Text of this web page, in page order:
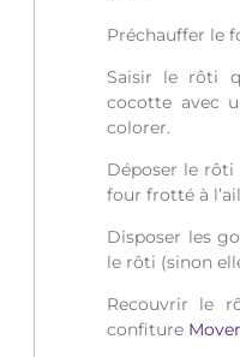
Préchauffer le
Saisir le rôti
cocotte avec
colorer.
Déposer le rôti
four frotté à
Disposer les
le rôti (sinon
Recouvrir le
confiture